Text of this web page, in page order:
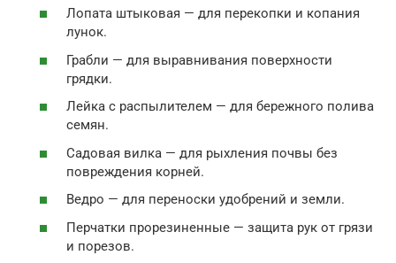
Лопата штыковая — для перекопки и копания
лунок.
Грабли — для выравнивания поверхности
грядки.
Лейка с распылителем — для бережного полива
семян.
Садовая вилка — для рыхления почвы без
повреждения корней.
Ведро — для переноски удобрений и земли.
Перчатки прорезиненные — защита рук от грязи
и порезов.